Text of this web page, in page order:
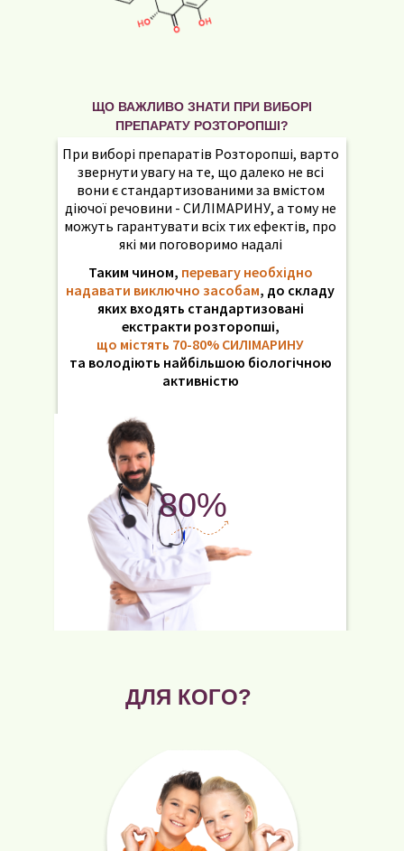
ЩО ВАЖЛИВО ЗНАТИ ПРИ ВИБОРІ
ПРЕПАРАТУ РОЗТОРОПШІ?
При виборі препаратів Розторопші, варто
звернути увагу на те, що далеко не всі
вони є стандартизованими за вмістом
діючої речовини - СИЛІМАРИНУ, а тому не
можуть гарантувати всіх тих ефектів, про
які ми поговоримо надалі
Таким чином, перевагу необхідно
надавати виключно засобам, до складу
яких входять стандартизовані
екстракти розторопші,
що містять 70-80% СИЛІМАРИНУ
та володіють найбільшою біологічною
активністю
80%
ДЛЯ КОГО?